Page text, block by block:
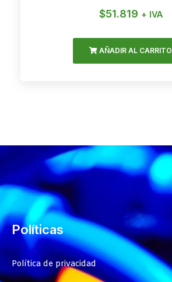
$51.819 + IVA
AÑADIR AL CARRITO
Políticas
Política de privacidad